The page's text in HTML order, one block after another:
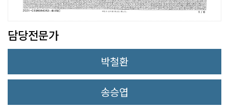
담당전문가
박철환
송승엽